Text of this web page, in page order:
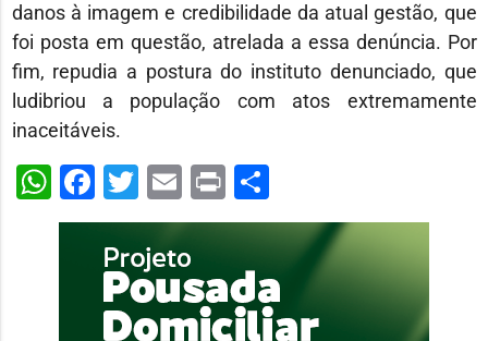
danos à imagem e credibilidade da atual gestão, que
foi posta em questão, atrelada a essa denúncia. Por
fim, repudia a postura do instituto denunciado, que
ludibriou a população com atos extremamente
inaceitáveis.
WhatsApp
Facebook
Twitter
Email
PrintShare